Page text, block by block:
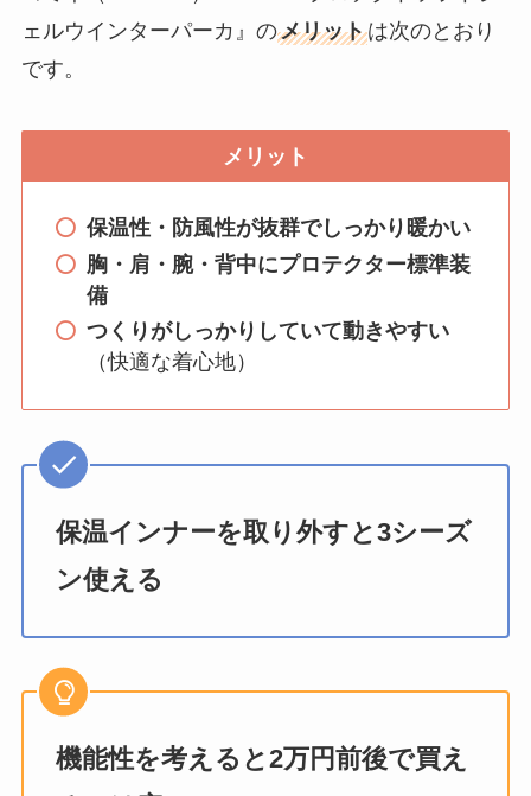
ェルウインターパーカ』のメリットは次のとおり
です。
メリット
保温性・防風性が抜群でしっかり暖かい
胸・肩・腕・背中にプロテクター標準装
備
つくりがしっかりしていて動きやすい
（快適な着心地）
保温インナーを取り外すと3シーズ
ン使える
機能性を考えると2万円前後で買え